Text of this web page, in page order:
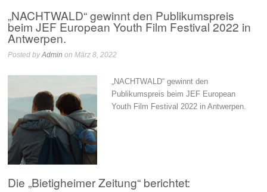
„NACHTWALD“ gewinnt den Publikumspreis
beim JEF European Youth Film Festival 2022 in
Antwerpen.
Posted byAdmin on März 8, 2022
„NACHTWALD“ gewinnt den
Publikumspreis beim JEF European
Youth Film Festival 2022 in Antwerpen.
Die „Bietigheimer Zeitung“ berichtet: